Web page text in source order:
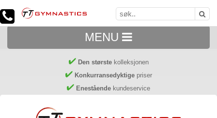
MENU
Den størstekolleksjonen
Konkurransedyktigepriser
Enestående kundeservice